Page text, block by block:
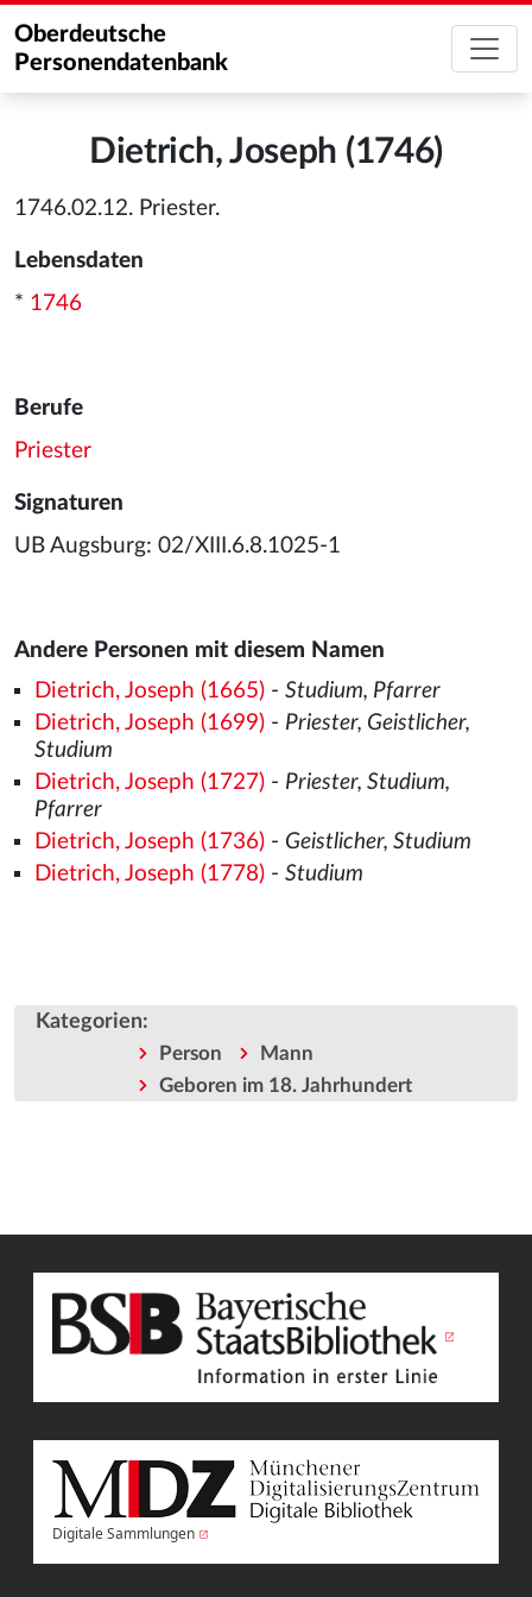
Oberdeutsche
Personendatenbank
Dietrich, Joseph (1746)
1746.02.12. Priester.
Lebensdaten
* 1746
Berufe
Priester
Signaturen
UB Augsburg: 02/XIII.6.8.1025-1
Andere Personen mit diesem Namen
Dietrich, Joseph (1665)- Studium, Pfarrer
Dietrich, Joseph (1699)- Priester, Geistlicher,
Studium
Dietrich, Joseph (1727)- Priester, Studium,
Pfarrer
Dietrich, Joseph (1736)- Geistlicher, Studium
Dietrich, Joseph (1778)- Studium
Kategorien:
Person
Mann
Geboren im 18. Jahrhundert
Digitale Sammlungen